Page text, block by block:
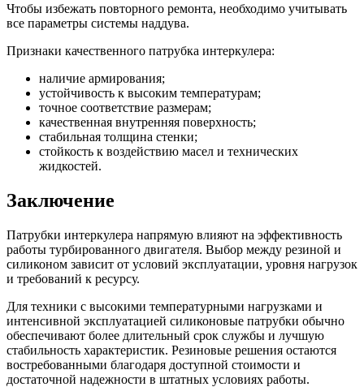
Чтобы избежать повторного ремонта, необходимо учитывать
все параметры системы наддува.
Признаки качественного патрубка интеркулера:
наличие армирования;
устойчивость к высоким температурам;
точное соответствие размерам;
качественная внутренняя поверхность;
стабильная толщина стенки;
стойкость к воздействию масел и технических
жидкостей.
Заключение
Патрубки интеркулера напрямую влияют на эффективность
работы турбированного двигателя. Выбор между резиной и
силиконом зависит от условий эксплуатации, уровня нагрузок
и требований к ресурсу.
Для техники с высокими температурными нагрузками и
интенсивной эксплуатацией силиконовые патрубки обычно
обеспечивают более длительный срок службы и лучшую
стабильность характеристик. Резиновые решения остаются
востребованными благодаря доступной стоимости и
достаточной надежности в штатных условиях работы.